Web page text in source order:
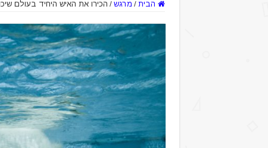
הבית / מרגש / הכירו את האיש היחיד בעולם